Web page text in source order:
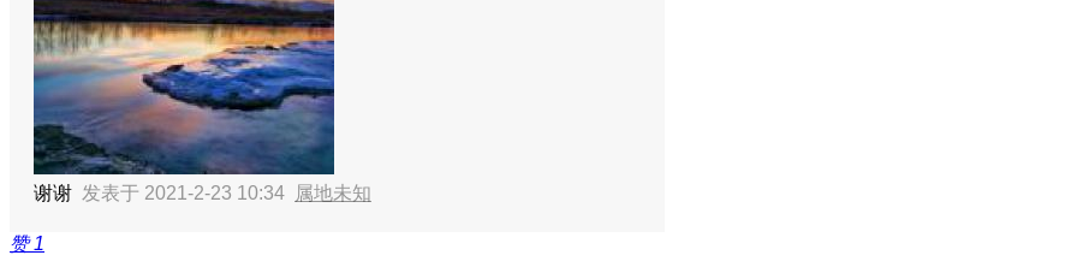
谢谢 发表于 2021-2-23 10:34 属地未知
赞1